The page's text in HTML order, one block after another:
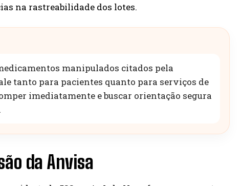
na rastreabilidade dos lotes.
manipulados citados pela
tanto para pacientes quanto para serviços de
imediatamente e buscar orientação segura
da Anvisa